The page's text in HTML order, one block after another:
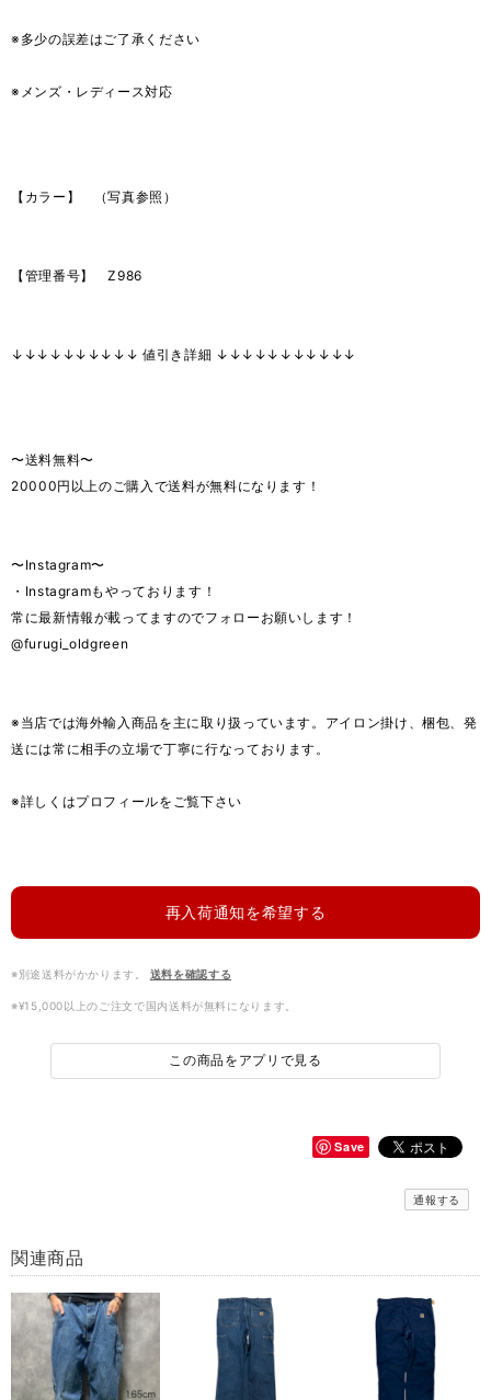
※多少の誤差はご了承ください
※メンズ・レディース対応
【カラー】 （写真参照）
【管理番号】 Z986
↓↓↓↓↓↓↓↓↓↓ 値引き詳細 ↓↓↓↓↓↓↓↓↓↓↓
〜送料無料〜
20000円以上のご購入で送料が無料になります！
〜Instagram〜
・Instagramもやっております！
常に最新情報が載ってますのでフォローお願いします！
@furugi_oldgreen
※当店では海外輸入商品を主に取り扱っています。アイロン掛け、梱包、発
送には常に相手の立場で丁寧に行なっております。
※詳しくはプロフィールをご覧下さい
再入荷通知を希望する
※別途送料がかかります。 送料を確認する
※¥15,000以上のご注文で国内送料が無料になります。
この商品をアプリで見る
Save
通報する
関連商品